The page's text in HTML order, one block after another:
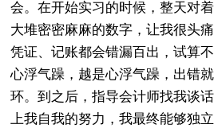
会。在开始实习的时候，整天对
大堆密密麻麻的数字，让我很头
凭证、记账都会错漏百出，试算
心浮气躁，越是心浮气躁，出错
环。到之后，指导会计师找我谈
上我自我的努力，我最终能够独